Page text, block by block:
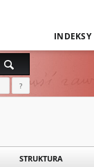
INDEKSY
?
STRUKTURA